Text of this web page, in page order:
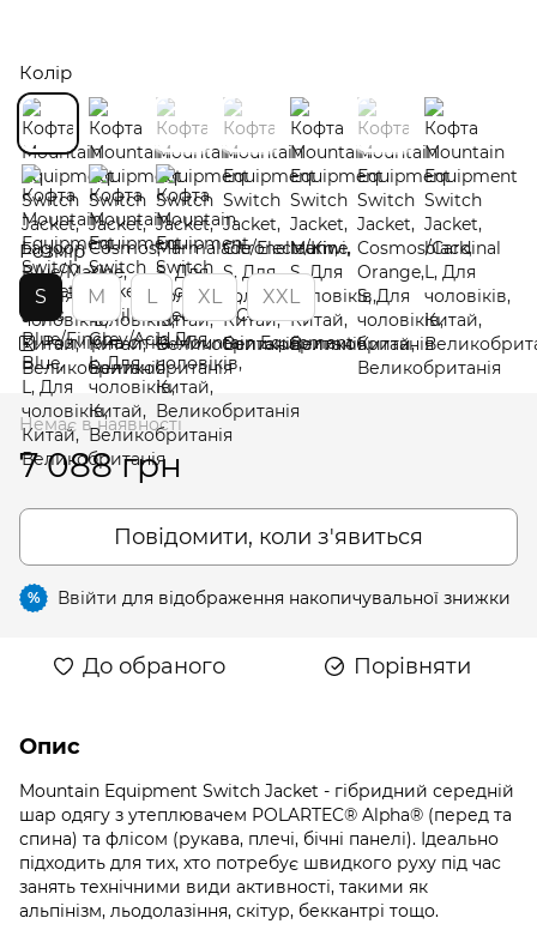
Колір
Розмір
S
M L XL XXL
Розмірна сітка Mountain Equipment
Немає в наявності
7 088 грн
Повідомити, коли з'явиться
% Ввійти для відображення накопичувальної знижки
До обраного Порівняти
Опис
Mountain Equipment Switch Jacket - гібридний середній
шар одягу з утеплювачем POLARTEC® Alpha® (перед та
спина) та флісом (рукава, плечі, бічні панелі). Ідеально
підходить для тих, хто потребує швидкого руху під час
занять технічними види активності, такими як
альпінізм, льодолазіння, скітур, беккантрі тощо.